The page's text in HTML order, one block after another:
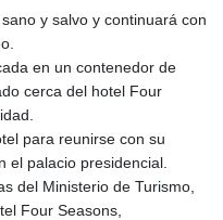
85.263702
10137.703095
8.808015
241.504196
9.039024
30.940078
7.533599
150.927975
365.333043
y salvo y continuará con
en un contenedor de
cerca del hotel Four
para reunirse con su
el palacio presidencial.
del Ministerio de Turismo,
Four Seasons,